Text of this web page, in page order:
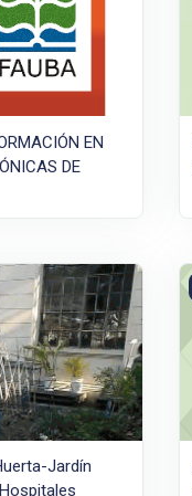
EN
DE
Jardín urbana y
Jardín